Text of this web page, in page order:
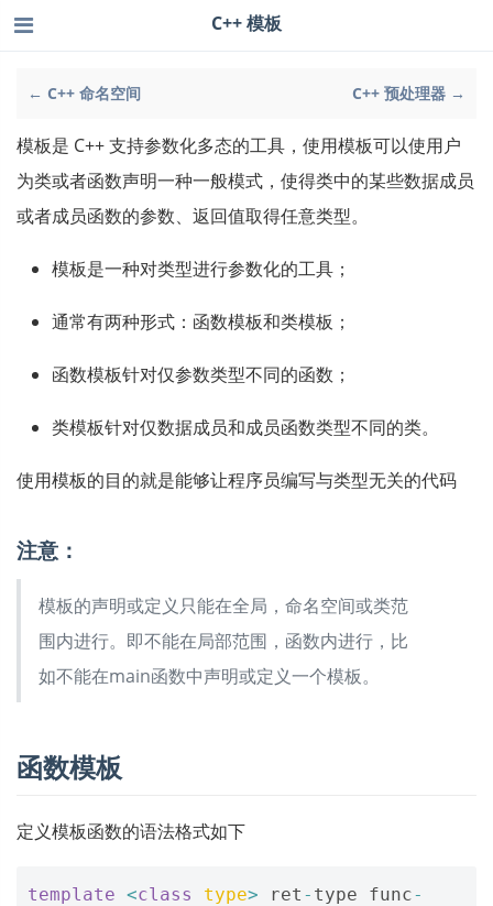
← C++ 命名空间 C++ 预处理器 →
C++ 模板
模板是 C++ 支持参数化多态的工具，使用模板可以使用户
为类或者函数声明一种一般模式，使得类中的某些数据成员
或者成员函数的参数、返回值取得任意类型。
模板是一种对类型进行参数化的工具；
通常有两种形式：函数模板和类模板；
函数模板针对仅参数类型不同的函数；
类模板针对仅数据成员和成员函数类型不同的类。
使用模板的目的就是能够让程序员编写与类型无关的代码
注意：
模板的声明或定义只能在全局，命名空间或类范
围内进行。即不能在局部范围，函数内进行，比
如不能在main函数中声明或定义一个模板。
函数模板
定义模板函数的语法格式如下
template <class type> ret - type func-